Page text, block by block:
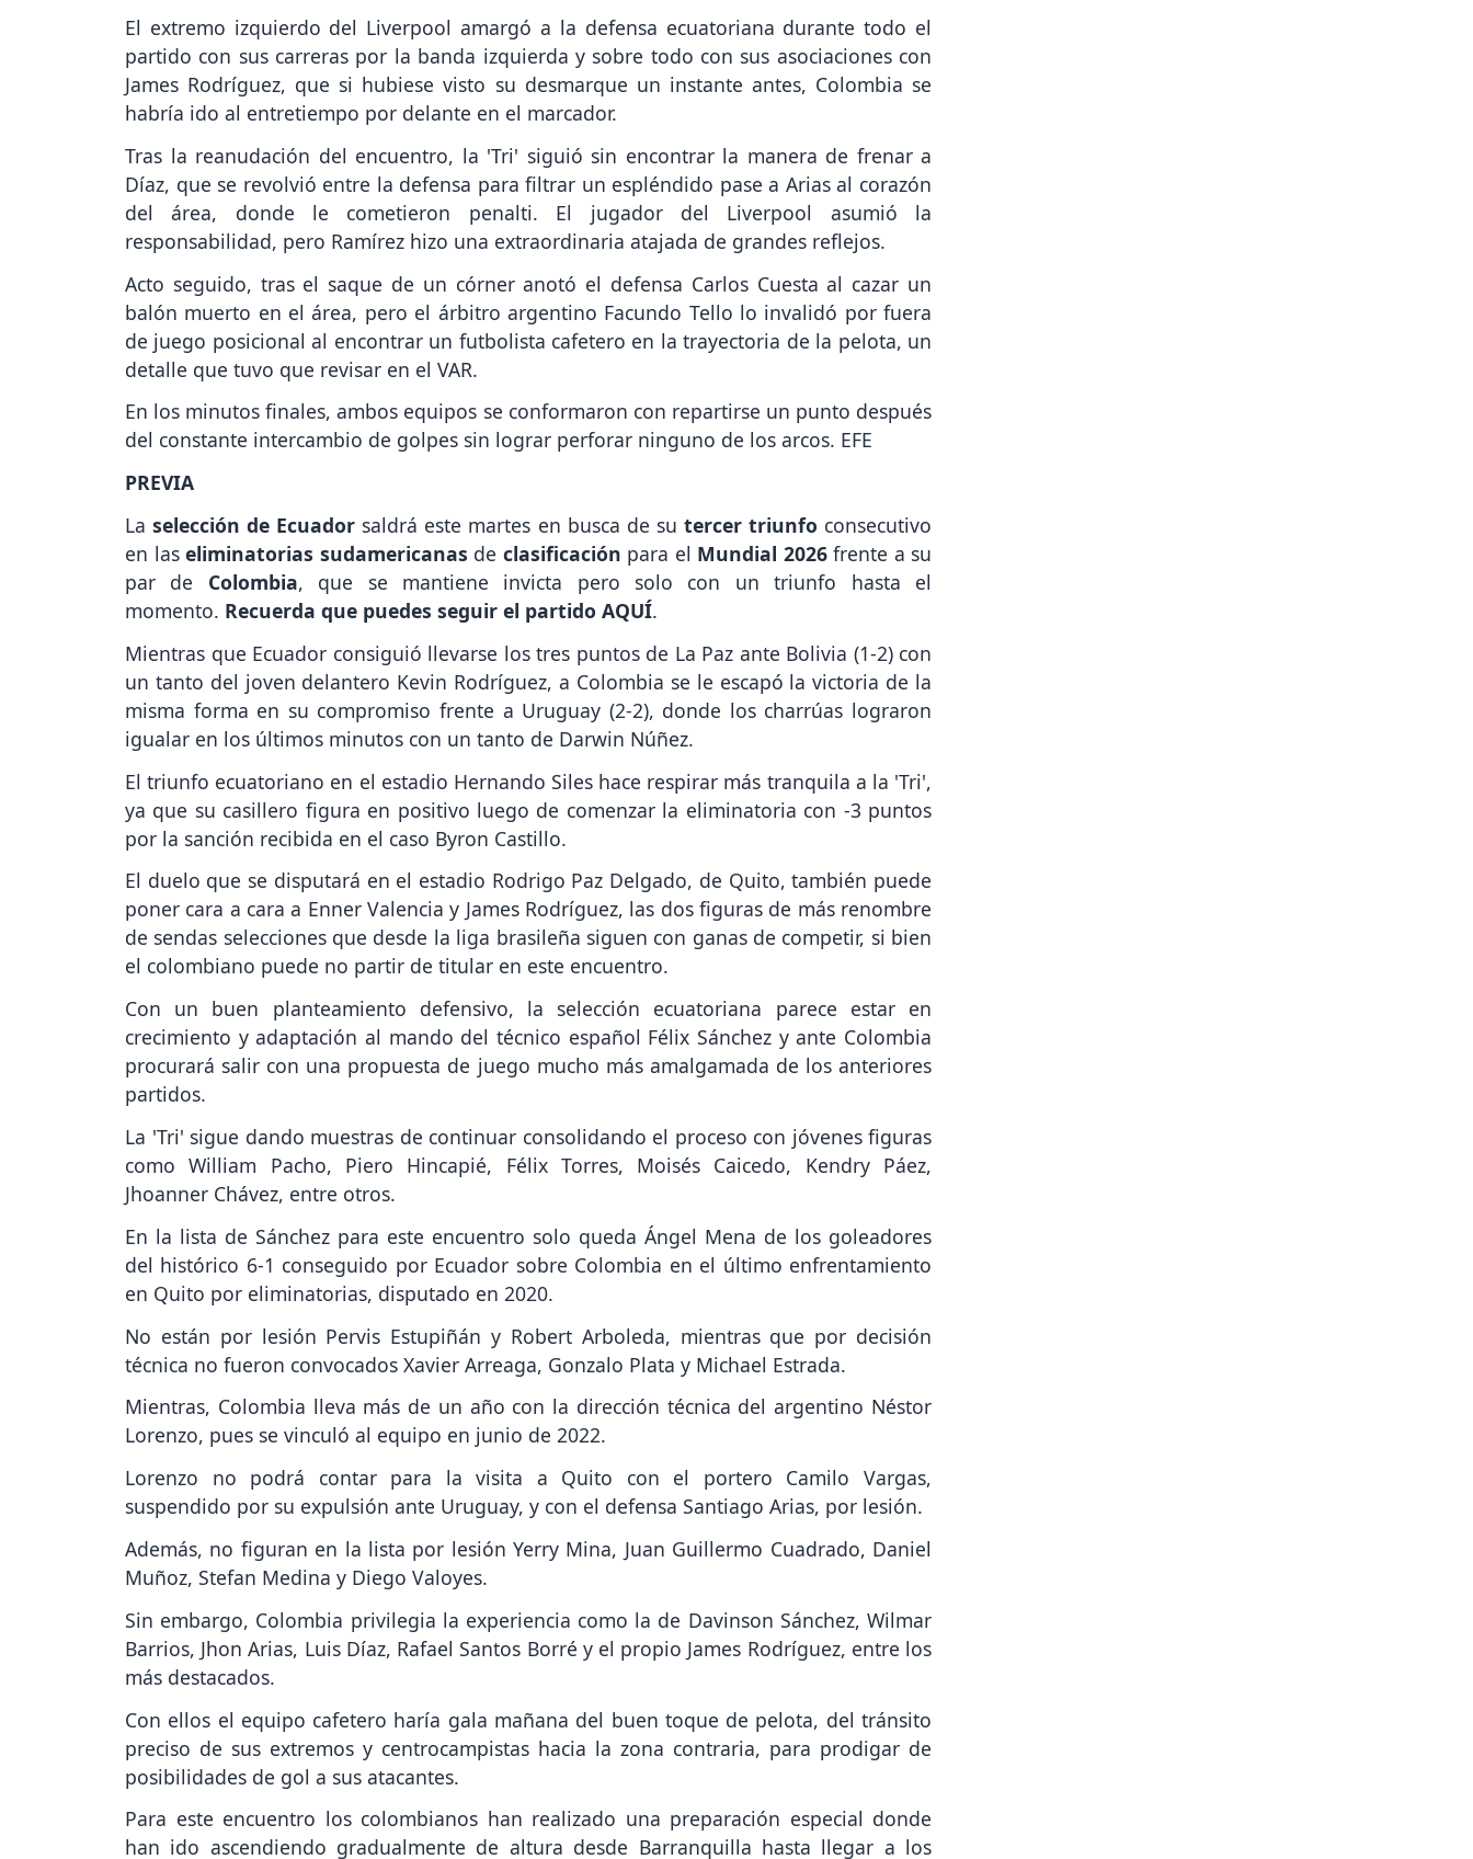
El extremo izquierdo del Liverpool amargó a la defensa ecuatoriana durante todo el
partido con sus carreras por la banda izquierda y sobre todo con sus asociaciones con
James Rodríguez, que si hubiese visto su desmarque un instante antes, Colombia se
habría ido al entretiempo por delante en el marcador.
Tras la reanudación del encuentro, la 'Tri' siguió sin encontrar la manera de frenar a
Díaz, que se revolvió entre la defensa para filtrar un espléndido pase a Arias al corazón
del área, donde le cometieron penalti. El jugador del Liverpool asumió la
responsabilidad, pero Ramírez hizo una extraordinaria atajada de grandes reflejos.
Acto seguido, tras el saque de un córner anotó el defensa Carlos Cuesta al cazar un
balón muerto en el área, pero el árbitro argentino Facundo Tello lo invalidó por fuera
de juego posicional al encontrar un futbolista cafetero en la trayectoria de la pelota, un
detalle que tuvo que revisar en el VAR.
En los minutos finales, ambos equipos se conformaron con repartirse un punto después
del constante intercambio de golpes sin lograr perforar ninguno de los arcos. EFE
PREVIA
Laselección de Ecuador saldrá este martes en busca de su tercer triunfo consecutivo
en las eliminatorias sudamericanas de clasificación para el Mundial 2026frente a su
par de Colombia, que se mantiene invicta pero solo con un triunfo hasta el
momento. Recuerda que puedes seguir el partido AQUÍ.
Mientras que Ecuador consiguió llevarse los tres puntos de La Paz ante Bolivia (1-2) con
un tanto del joven delantero Kevin Rodríguez, a Colombia se le escapó la victoria de la
misma forma en su compromiso frente a Uruguay (2-2), donde los charrúas lograron
igualar en los últimos minutos con un tanto de Darwin Núñez.
El triunfo ecuatoriano en el estadio Hernando Siles hace respirar más tranquila a la 'Tri',
ya que su casillero figura en positivo luego de comenzar la eliminatoria con -3 puntos
por la sanción recibida en el caso Byron Castillo.
El duelo que se disputará en el estadio Rodrigo Paz Delgado, de Quito, también puede
poner cara a cara a Enner Valencia y James Rodríguez, las dos figuras de más renombre
de sendas selecciones que desde la liga brasileña siguen con ganas de competir, si bien
el colombiano puede no partir de titular en este encuentro.
Con un buen planteamiento defensivo, la selección ecuatoriana parece estar en
crecimiento y adaptación al mando del técnico español Félix Sánchez y ante Colombia
procurará salir con una propuesta de juego mucho más amalgamada de los anteriores
partidos.
La 'Tri' sigue dando muestras de continuar consolidando el proceso con jóvenes figuras
como William Pacho, Piero Hincapié, Félix Torres, Moisés Caicedo, Kendry Páez,
Jhoanner Chávez, entre otros.
En la lista de Sánchez para este encuentro solo queda Ángel Mena de los goleadores
del histórico 6-1 conseguido por Ecuador sobre Colombia en el último enfrentamiento
en Quito por eliminatorias, disputado en 2020.
No están por lesión Pervis Estupiñán y Robert Arboleda, mientras que por decisión
técnica no fueron convocados Xavier Arreaga, Gonzalo Plata y Michael Estrada.
Mientras, Colombia lleva más de un año con la dirección técnica del argentino Néstor
Lorenzo, pues se vinculó al equipo en junio de 2022.
Lorenzo no podrá contar para la visita a Quito con el portero Camilo Vargas,
suspendido por su expulsión ante Uruguay, y con el defensa Santiago Arias, por lesión.
Además, no figuran en la lista por lesión Yerry Mina, Juan Guillermo Cuadrado, Daniel
Muñoz, Stefan Medina y Diego Valoyes.
Sin embargo, Colombia privilegia la experiencia como la de Davinson Sánchez, Wilmar
Barrios, Jhon Arias, Luis Díaz, Rafael Santos Borré y el propio James Rodríguez, entre los
más destacados.
Con ellos el equipo cafetero haría gala mañana del buen toque de pelota, del tránsito
preciso de sus extremos y centrocampistas hacia la zona contraria, para prodigar de
posibilidades de gol a sus atacantes.
Para este encuentro los colombianos han realizado una preparación especial donde
han ido ascendiendo gradualmente de altura desde Barranquilla hasta llegar a los